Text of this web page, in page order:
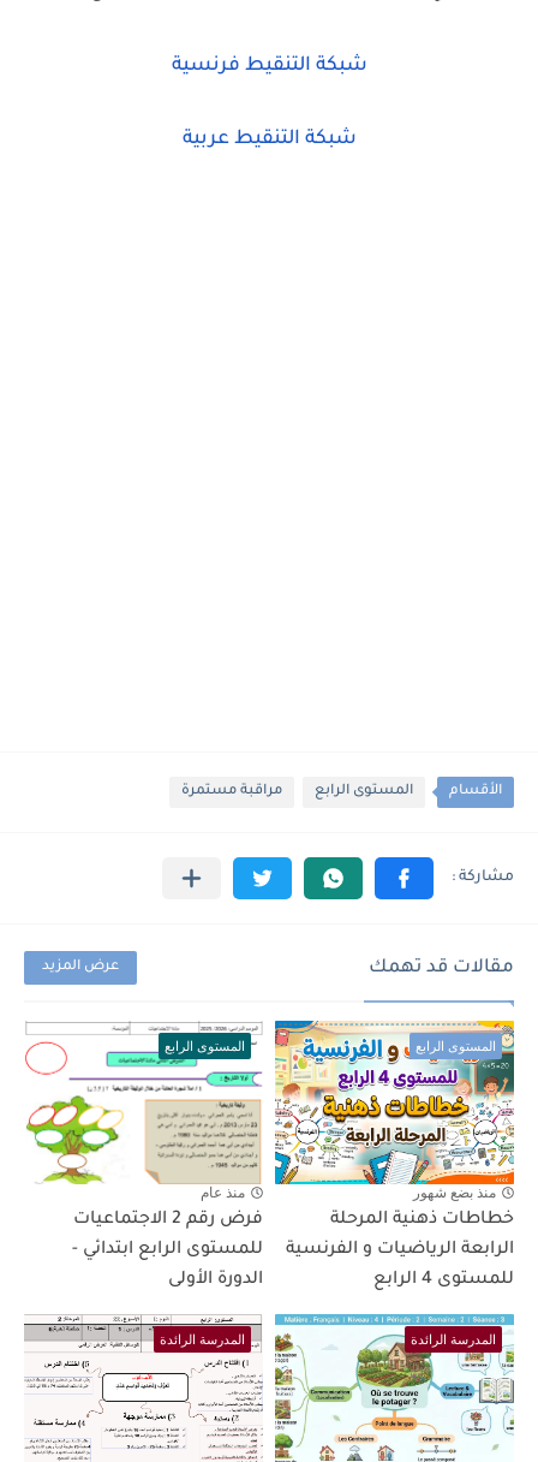
شبكة التنقيط فرنسية
شبكة التنقيط عربية
الأقسام المستوى الرابع مراقبة مستمرة
مقالات قد تهمك عرض المزيد
المستوى الرابع
منذ بضع شهور
خطاطات ذهنية المرحلة
الرابعة الرياضيات و الفرنسية
للمستوى 4 الرابع
المستوى الرابع
منذ عام
فرض رقم 2 الاجتماعيات
للمستوى الرابع ابتدائي -
الدورة الأولى
المدرسة الرائدة المدرسة الرائدة